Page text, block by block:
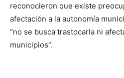
reconocieron que existe
afectación a la autonomía
“no se busca trastocarla ni
municipios”.